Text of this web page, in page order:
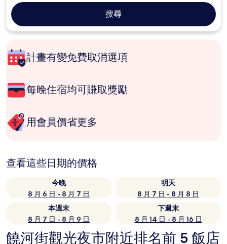
搜尋
計畫有變免費取消選項
每晚住宿均可賺取獎勵
用會員價省更多
查看這些日期的價格
今晚
8 月 6 日 - 8 月 7 日
明天
8 月 7 日 - 8 月 8 日
本週末
8 月 7 日 - 8 月 9 日
下週末
8 月 14 日 - 8 月 16 日
饒河街觀光夜市附近排名前 5 飯店